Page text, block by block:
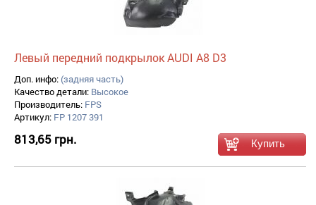
Левый передний подкрылок AUDI A8 D3
Доп. инфо: (задняя часть)
Качество детали: Высокое
Производитель: FPS
Артикул: FP 1207 391
813,65 грн.